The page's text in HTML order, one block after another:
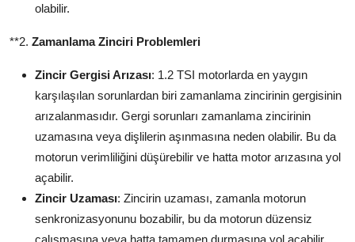
olabilir.
**2. Zamanlama Zinciri Problemleri
Zincir Gergisi Arızası: 1.2 TSI motorlarda en yaygın
karşılaşılan sorunlardan biri zamanlama zincirinin gergisinin
arızalanmasıdır. Gergi sorunları zamanlama zincirinin
uzamasına veya dişlilerin aşınmasına neden olabilir. Bu da
motorun verimliliğini düşürebilir ve hatta motor arızasına yol
açabilir.
Zincir Uzaması: Zincirin uzaması, zamanla motorun
senkronizasyonunu bozabilir, bu da motorun düzensiz
çalışmasına veya hatta tamamen durmasına yol açabilir.